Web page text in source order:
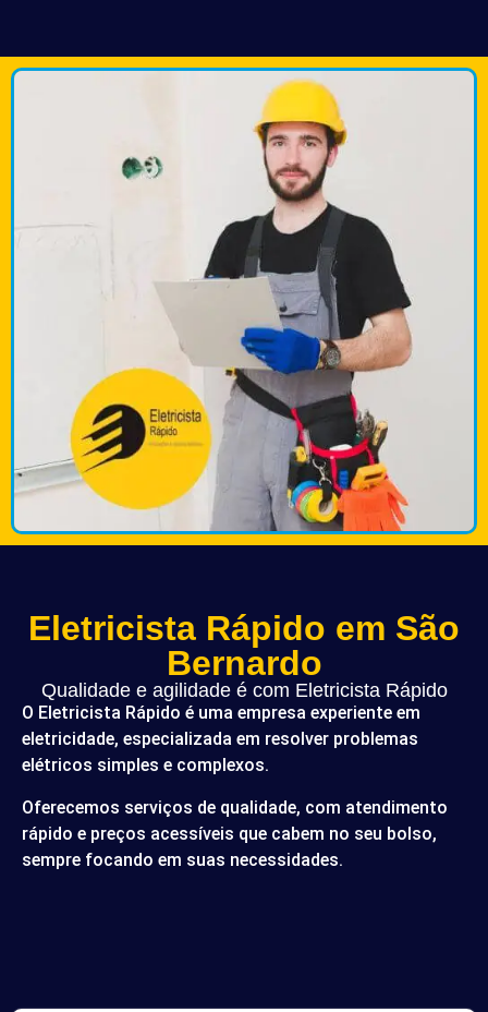
Eletricista Rápido em São
Bernardo
Qualidade e agilidade é com Eletricista Rápido
O Eletricista Rápido é uma empresa experiente em
eletricidade, especializada em resolver problemas
elétricos simples e complexos.
Oferecemos serviços de qualidade, com atendimento
rápido e preços acessíveis que cabem no seu bolso,
sempre focando em suas necessidades.